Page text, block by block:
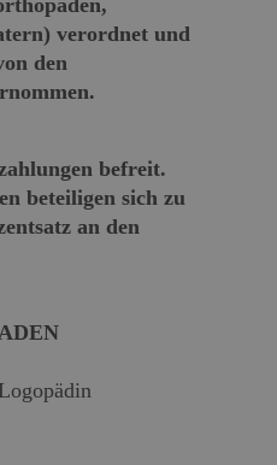
verordnet und
den
befreit.
beteiligen sich zu
an den